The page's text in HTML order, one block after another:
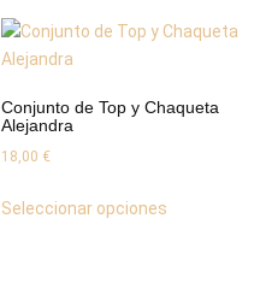
Conjunto de Top y Chaqueta
Alejandra
18,00 €
Seleccionar opcionesproducto